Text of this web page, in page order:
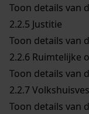
Toon details van
2.2.5 Justitie
Toon details van
2.2.6 Ruimtelijke
Toon details van
2.2.7
Toon details van